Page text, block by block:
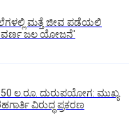
ಮತ್ತೆ ಜೀವ ಪಡೆಯಲಿ
ಜಲ ಯೋಜನೆ'
ಲ.ರೂ. ದುರುಪಯೋಗ: ಮುಖ್ಯ
ವಿರುದ್ಧ ಪ್ರಕರಣ